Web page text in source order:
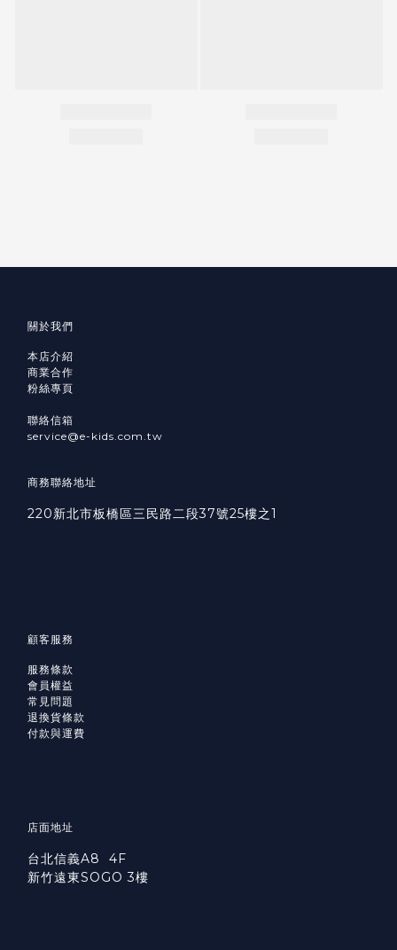
關於我們
本店介紹
商業合作
粉絲專頁
聯絡信箱
service@e-kids.com.tw
商務聯絡地址
220新北市板橋區三民路二段37號25樓之1
顧客服務
服務條款
會員權益
常見問題
退換貨條款
付款與運費
店面地址
台北信義A8 4F
新竹遠東SOGO 3樓